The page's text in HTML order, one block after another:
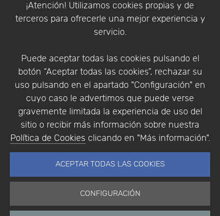
¡Atención! Utilizamos cookies propias y de
terceros para ofrecerle una mejor experiencia y
servicio.
Puede aceptar todas las cookies pulsando el
botón “Aceptar todas las cookies”, rechazar su
uso pulsando en el apartado "Configuración" en
cuyo caso le advertimos que puede verse
gravemente limitada la experiencia de uso del
sitio o recibir más información sobre nuestra
Política de Cookies clicando en "Más información".
ACEPTAR TODAS LAS COOKIES
CONFIGURACIÓN
Política de Privacidad
Condiciones de compra
Identificarse
Empresa|Aviso Legal| Política de Privacidad |
Política de Cookies
© Copyright 1994 - 2026. Addlink Software
Científico, S.L.
Portugal.